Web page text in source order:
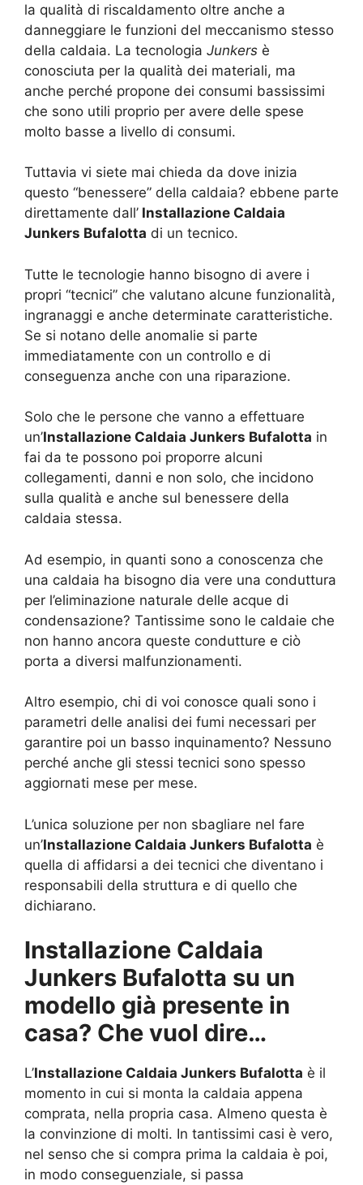
la qualità di riscaldamento oltre anche a
danneggiare le funzioni del meccanismo stesso
della caldaia. La tecnologia Junkers è
conosciuta per la qualità dei materiali, ma
anche perché propone dei consumi bassissimi
che sono utili proprio per avere delle spese
molto basse a livello di consumi.
Tuttavia vi siete mai chieda da dove inizia
questo “benessere” della caldaia? ebbene parte
direttamente dall’ Installazione Caldaia
Junkers Bufalotta di un tecnico.
Tutte le tecnologie hanno bisogno di avere i
propri “tecnici” che valutano alcune funzionalità,
ingranaggi e anche determinate caratteristiche.
Se si notano delle anomalie si parte
immediatamente con un controllo e di
conseguenza anche con una riparazione.
Solo che le persone che vanno a effettuare
un’Installazione Caldaia Junkers Bufalotta in
fai da te possono poi proporre alcuni
collegamenti, danni e non solo, che incidono
sulla qualità e anche sul benessere della
caldaia stessa.
Ad esempio, in quanti sono a conoscenza che
una caldaia ha bisogno dia vere una conduttura
per l’eliminazione naturale delle acque di
condensazione? Tantissime sono le caldaie che
non hanno ancora queste condutture e ciò
porta a diversi malfunzionamenti.
Altro esempio, chi di voi conosce quali sono i
parametri delle analisi dei fumi necessari per
garantire poi un basso inquinamento? Nessuno
perché anche gli stessi tecnici sono spesso
aggiornati mese per mese.
L’unica soluzione per non sbagliare nel fare
un’Installazione Caldaia Junkers Bufalotta è
quella di affidarsi a dei tecnici che diventano i
responsabili della struttura e di quello che
dichiarano.
Installazione Caldaia
Junkers Bufalotta su un
modello già presente in
casa? Che vuol dire…
L’Installazione Caldaia Junkers Bufalotta è il
momento in cui si monta la caldaia appena
comprata, nella propria casa. Almeno questa è
la convinzione di molti. In tantissimi casi è vero,
nel senso che si compra prima la caldaia è poi,
in modo conseguenziale, si passa